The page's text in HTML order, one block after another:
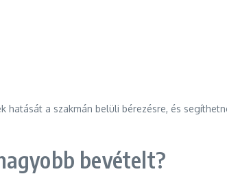
hatását a szakmán belüli bérezésre, és
bevételt?